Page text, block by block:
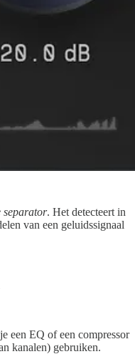
separator. Het detecteert in
van een geluidssignaal
een EQ of een compressor
kanalen) gebruiken.